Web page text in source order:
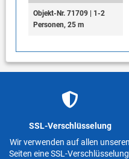
Objekt-Nr. 71709 | 1-2
Personen, 25 m
SSL-Verschlüsselung
Wir verwenden auf allen unseren
Seiten eine SSL-